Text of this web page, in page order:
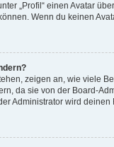
„Profil“ einen Avatar
Wenn du keinen
zeigen an, wie viele
da sie von der Board-
Administrator wird